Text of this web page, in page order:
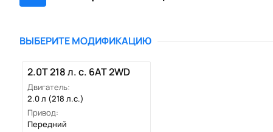
ВЫБЕРИТЕ МОДИФИКАЦИЮ
2.0T 218 л. с. 6AT 2WD
Двигатель:
2.0 л (218 л.с.)
Привод:
Передний